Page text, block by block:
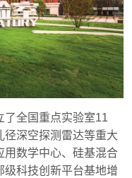
了全国重点实验室11
径深空探测雷达等重大
用数学中心、硅基混合
科技创新平台基地增